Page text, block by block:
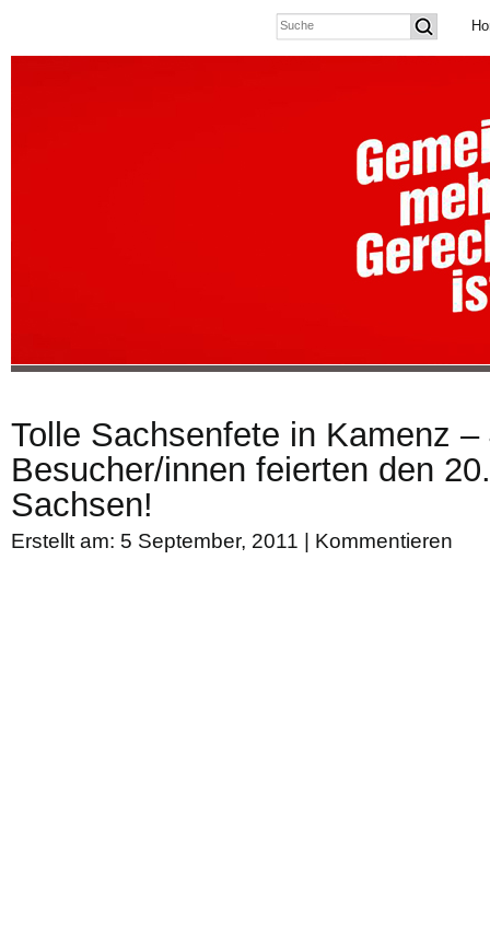
Tolle Sachsenfete in Kamenz –
Besucher/innen feierten den
Sachsen!
Erstellt am: 5 September, 2011 | Kommentieren